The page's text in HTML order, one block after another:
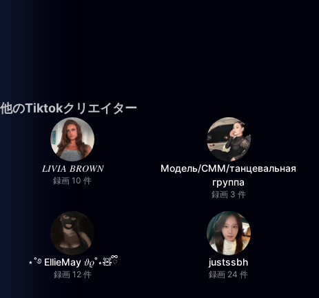
他のTiktokクリエイター
𝐿𝐼𝑉𝐼𝐴 𝐵𝑅𝑂𝑊𝑁
録画 10 件
Модель/СММ/танцевальная
группа
録画 3 件
⋆˚࿔ EllieMay 𝜗𝜚˚⋆🧸ྀི
録画 12 件
justssbh
録画 24 件